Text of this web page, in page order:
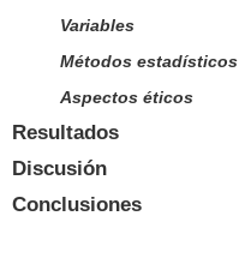
Variables
Métodos estadísticos
Aspectos éticos
Resultados
Discusión
Conclusiones